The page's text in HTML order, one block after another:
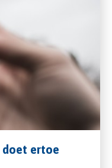
doet ertoe